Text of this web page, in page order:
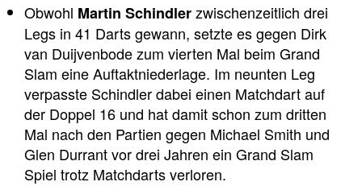
Obwohl Martin Schindlerzwischenzeitlich drei
Legs in 41 Darts gewann, setzte es gegen Dirk
van Duijvenbode zum vierten Mal beim Grand
Slam eine Auftaktniederlage. Im neunten Leg
verpasste Schindler dabei einen Matchdart auf
der Doppel 16 und hat damit schon zum dritten
Mal nach den Partien gegen Michael Smith und
Glen Durrant vor drei Jahren ein Grand Slam
Spiel trotz Matchdarts verloren.